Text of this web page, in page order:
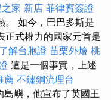
家 新店 菲律賓簽證
。 如今，巴巴多斯是
正式權力的國家元首是
解台胞證 苗栗外燴 桃
這是一個事實，上述
薦 不鏽鋼流理台
嶼，他宣布了英國王